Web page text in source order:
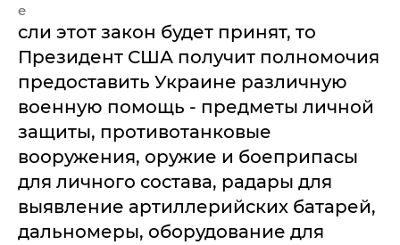
е
сли этот закон будет принят, то
Президент США получит полномочия
предоставить Украине различную
военную помощь - предметы личной
защиты, противотанковые
вооружения, оружие и боеприпасы
для личного состава, радары для
выявление артиллерийских батарей,
дальномеры, оборудование для